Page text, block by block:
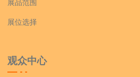
展品范围
展位选择
观众中心